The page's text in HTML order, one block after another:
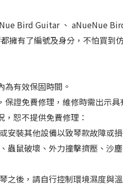
Bird Guitar 、 aNueNue
擁有了編號及身分，不怕買
為有效保固時間。
證免費修理，維修時需出示
恕不提供免費修理：
安裝其他設備以致琴款故障或
蟲鼠破壞、外力撞擊擠壓、沙
之後，請自行控制環境濕度與